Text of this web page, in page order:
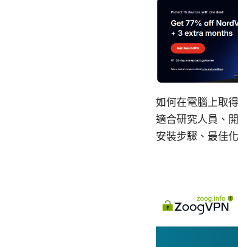
如何在電腦上取
適合研究人員、
安裝步驟、最佳